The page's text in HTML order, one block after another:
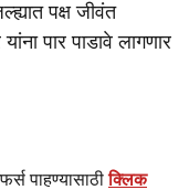
पक्ष जीवंत
पार पाडावे लागणार
पाहण्यासाठीक्लिक